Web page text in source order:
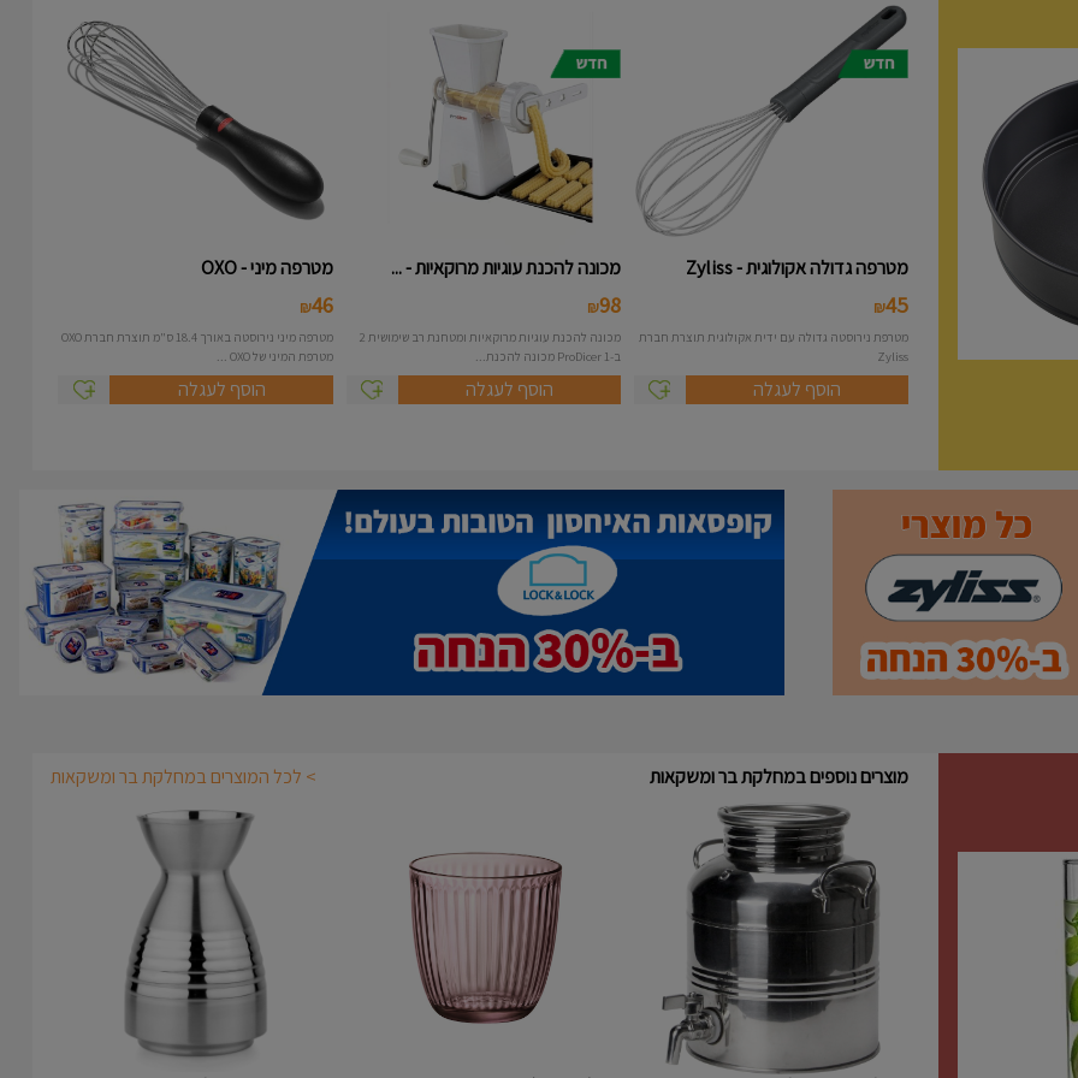
מטרפה גדולה אקולוגית - Zyliss
45
₪
מטרפת נירוסטה גדולה עם ידית אקולוגית תוצרת חברת
Zyliss
הוסף לעגלה
מכונה להכנת עוגיות מרוקאיות - ...
98
₪
מכונה להכנת עוגיות מרוקאיות ומטחנת רב שימושית 2
ב-1 ProDicer מכונה להכנת...
הוסף לעגלה
מטרפה מיני - OXO
46
₪
מטרפה מיני נירוסטה באורך 18.4 ס"מ תוצרת חברת OXO
מטרפת המיני של OXO ...
הוסף לעגלה
מוצרים נוספים במחלקת בר ומשקאות > לכל המוצרים במחלקת בר ומשקאות